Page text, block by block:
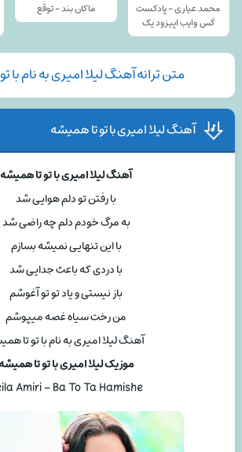
محمد عیاری - پادکست
کَس وایب اپیزود یک
ماکان بند - توقع
متن ترانه آهنگ لیلا امیری به نام با
آهنگ لیلا امیری با تو تا همیشه
آهنگ لیلا امیری با تو تا همیشه
با رفتن تو دلم هوایی شد
به مرگ خودم دلم چه راضی شد
با این تنهایی نمیشه بسازم
با دردی که باعث جدایی شد
باز نیستی و یاد تو تو آغوشم
من رخت سیاه غصه میپوشم
آهنگ لیلا امیری به نام با تو تا
موزیک لیلا امیری با تو تا همیشه
Amiri – Ba To Ta Hamishe